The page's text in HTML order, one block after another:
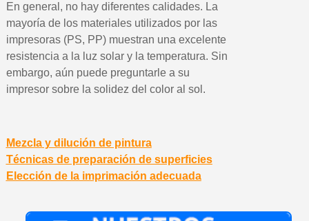
En general, no hay diferentes calidades. La
mayoría de los materiales utilizados por las
impresoras (PS, PP) muestran una excelente
resistencia a la luz solar y la temperatura. Sin
embargo, aún puede preguntarle a su
impresor sobre la solidez del color al sol.
Mezcla y dilución de pintura
Técnicas de preparación de superficies
Elección de la imprimación adecuada